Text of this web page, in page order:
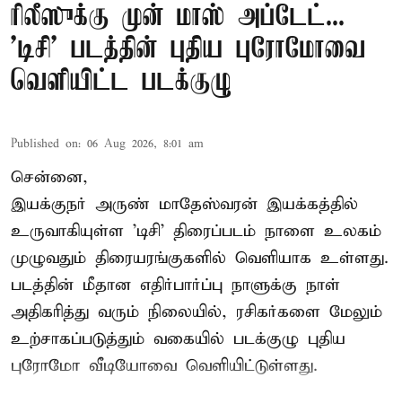
ரிலீஸுக்கு முன் மாஸ் அப்டேட்...
'டிசி' படத்தின் புதிய புரோமோவை
வெளியிட்ட படக்குழு
Published on: 06 Aug 2026, 8:01 am
சென்னை,
இயக்குநர் அருண் மாதேஸ்வரன் இயக்கத்தில்
உருவாகியுள்ள 'டிசி' திரைப்படம் நாளை உலகம்
முழுவதும் திரையரங்குகளில் வெளியாக உள்ளது.
படத்தின் மீதான எதிர்பார்ப்பு நாளுக்கு நாள்
அதிகரித்து வரும் நிலையில், ரசிகர்களை மேலும்
உற்சாகப்படுத்தும் வகையில் படக்குழு புதிய
புரோமோ வீடியோவை வெளியிட்டுள்ளது.